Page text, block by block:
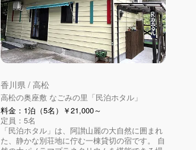
香川県 / 高松
高松の奥座敷 なごみの里「民泊ホタル」
料金：1泊（5名）￥21,000～
定員：5名
「民泊ホタル」は、阿讃山麗の大自然に囲まれ
た、静かな別荘地に佇む一棟貸切の宿です。 自